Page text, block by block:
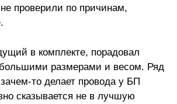
проверили по причинам,
в комплекте, порадовал
размерами и весом. Ряд
то делает провода у БП
сказывается не в лучшую